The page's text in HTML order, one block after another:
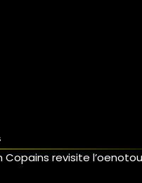
Copains revisite